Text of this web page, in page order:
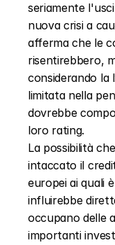
seriamente
nuova crisi a
afferma che le
risentirebbero,
considerando la
limitata nella
dovrebbe
loro rating.
La possibilità
intaccato il
europei ai quali
influirebbe
occupano delle
importanti